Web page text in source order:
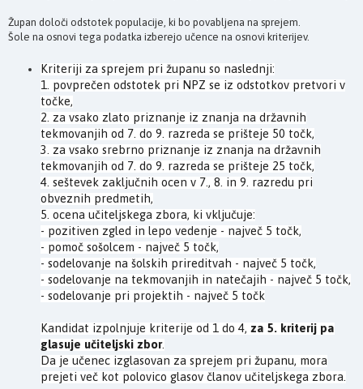
Župan določi odstotek populacije, ki bo povabljena na sprejem.
Šole na osnovi tega podatka izberejo učence na osnovi kriterijev.
Kriteriji za sprejem pri županu so naslednji:
1. povprečen odstotek pri NPZ se iz odstotkov pretvori v
točke,
2. za vsako zlato priznanje iz znanja na državnih
tekmovanjih od 7. do 9. razreda se prišteje 50 točk,
3. za vsako srebrno priznanje iz znanja na državnih
tekmovanjih od 7. do 9. razreda se prišteje 25 točk,
4. seštevek zaključnih ocen v 7., 8. in 9. razredu pri
obveznih predmetih,
5. ocena učiteljskega zbora, ki vključuje:
- pozitiven zgled in lepo vedenje - največ 5 točk,
- pomoč sošolcem - največ 5 točk,
- sodelovanje na šolskih prireditvah - največ 5 točk,
- sodelovanje na tekmovanjih in natečajih - največ 5 točk,
- sodelovanje pri projektih - največ 5 točk
Kandidat izpolnjuje kriterije od 1 do 4, za 5. kriterij pa
glasuje učiteljski zbor.
Da je učenec izglasovan za sprejem pri županu, mora
prejeti več kot polovico glasov članov učiteljskega zbora.